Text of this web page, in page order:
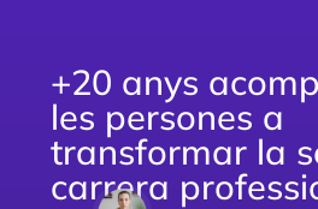
+20 anys
les persones a
transformar la
carrera